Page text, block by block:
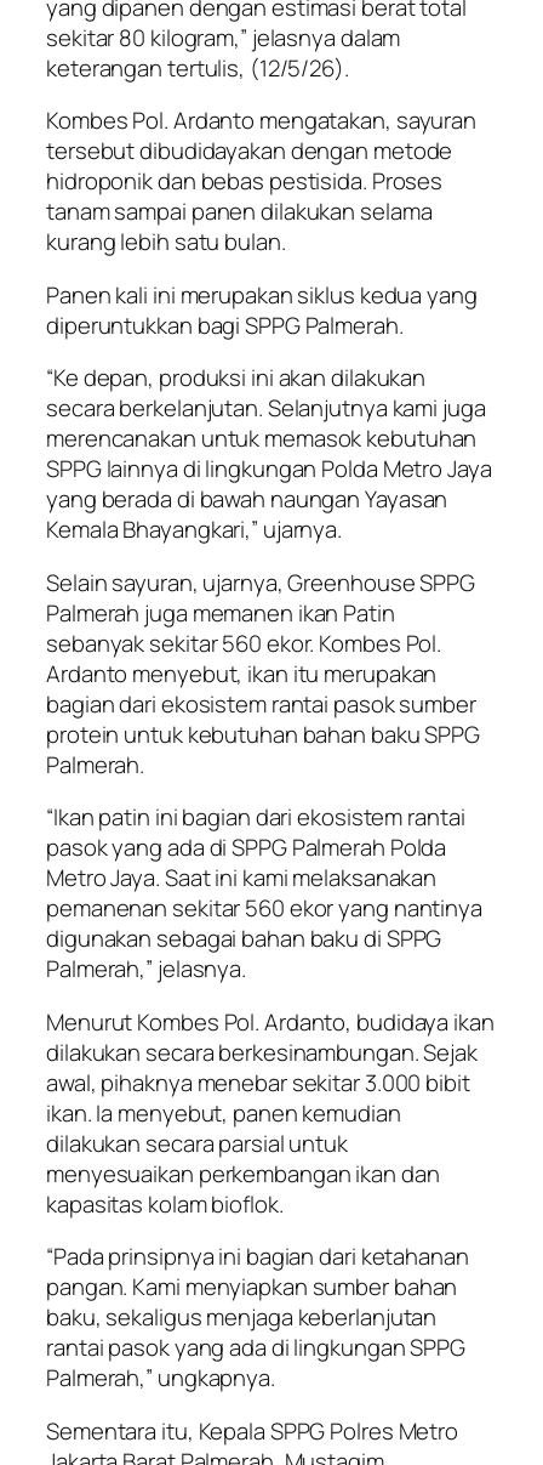
yang dipanen dengan estimasi berat total
sekitar 80 kilogram,” jelasnya dalam
keterangan tertulis, (12/5/26).
Kombes Pol. Ardanto mengatakan, sayuran
tersebut dibudidayakan dengan metode
hidroponik dan bebas pestisida. Proses
tanam sampai panen dilakukan selama
kurang lebih satu bulan.
Panen kali ini merupakan siklus kedua yang
diperuntukkan bagi SPPG Palmerah.
“Ke depan, produksi ini akan dilakukan
secara berkelanjutan. Selanjutnya kami juga
merencanakan untuk memasok kebutuhan
SPPG lainnya di lingkungan Polda Metro Jaya
yang berada di bawah naungan Yayasan
Kemala Bhayangkari,” ujarnya.
Selain sayuran, ujarnya, Greenhouse SPPG
Palmerah juga memanen ikan Patin
sebanyak sekitar 560 ekor. Kombes Pol.
Ardanto menyebut, ikan itu merupakan
bagian dari ekosistem rantai pasok sumber
protein untuk kebutuhan bahan baku SPPG
Palmerah.
“Ikan patin ini bagian dari ekosistem rantai
pasok yang ada di SPPG Palmerah Polda
Metro Jaya. Saat ini kami melaksanakan
pemanenan sekitar 560 ekor yang nantinya
digunakan sebagai bahan baku di SPPG
Palmerah,” jelasnya.
Menurut Kombes Pol. Ardanto, budidaya ikan
dilakukan secara berkesinambungan. Sejak
awal, pihaknya menebar sekitar 3.000 bibit
ikan. Ia menyebut, panen kemudian
dilakukan secara parsial untuk
menyesuaikan perkembangan ikan dan
kapasitas kolam bioflok.
“Pada prinsipnya ini bagian dari ketahanan
pangan. Kami menyiapkan sumber bahan
baku, sekaligus menjaga keberlanjutan
rantai pasok yang ada di lingkungan SPPG
Palmerah,” ungkapnya.
Sementara itu, Kepala SPPG Polres Metro